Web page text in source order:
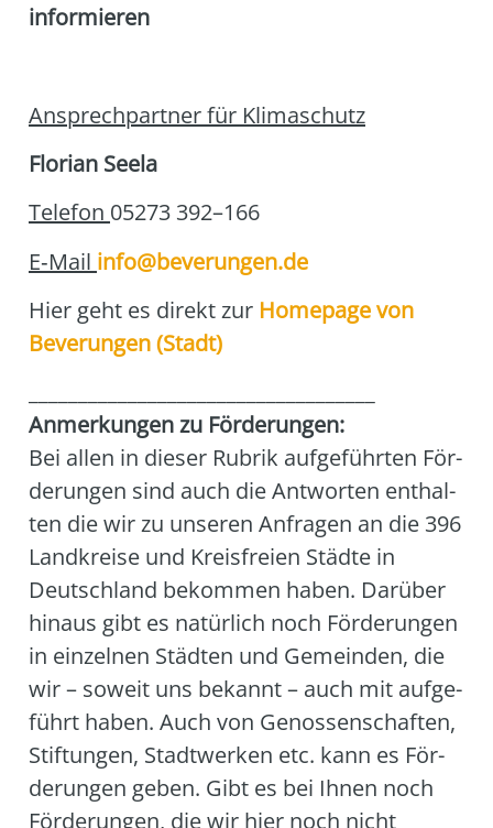
infor­mie­ren
Ansprech­part­ner für Kli­ma­schutz
Flo­ri­an See­la
Tele­fon 05273 392–166
E‑Mail info@beverungen.de
Hier geht es direkt zur Home­page von
Bever­un­gen (Stadt)
Anmer­kun­gen zu För­de­run­gen:
Bei allen in die­ser Rubrik auf­ge­führ­ten För­
de­run­gen sind auch die Ant­wor­ten ent­hal­
ten die wir zu unse­ren Anfra­gen an die 396
Land­krei­se und Kreis­frei­en Städ­te in
Deutsch­land bekom­men haben. Dar­über
hin­aus gibt es natür­lich noch För­de­run­gen
in ein­zel­nen Städ­ten und Gemein­den, die
wir – soweit uns bekannt – auch mit auf­ge­
führt haben. Auch von Genos­sen­schaf­ten,
Stif­tun­gen, Stadt­wer­ken etc. kann es För­
de­run­gen geben. Gibt es bei Ihnen noch
För­de­run­gen, die wir hier noch nicht